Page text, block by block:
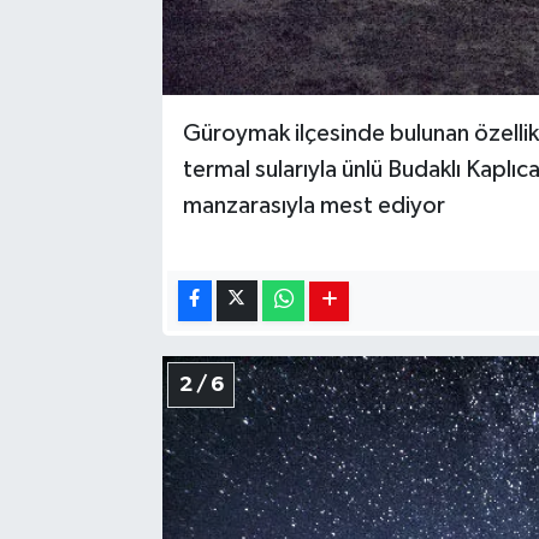
Güroymak ilçesinde bulunan
termal sularıyla ünlü Budaklı
manzarasıyla mest ediyor
2 / 6